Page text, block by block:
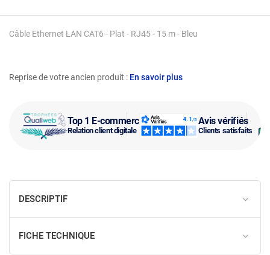
Top 1 E-commerce
Relation client digitale
Avis vérifiés
Clients satisfaits
Reprise de votre ancien produit : En savoir plus
Câble Ethernet LAN CAT6 - Plat - RJ45 - 15 m - Bleu
DESCRIPTIF
FICHE TECHNIQUE